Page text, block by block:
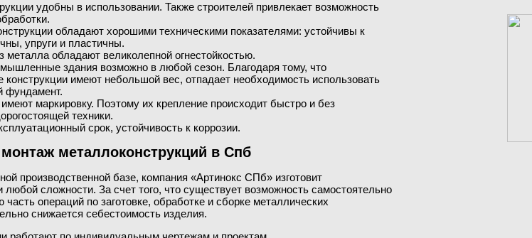
удобны в использовании. Также строителей привлекает возможность
обладают хорошими техническими показателями: устойчивы к
упруги и пластичны.
металла обладают великолепной огнестойкостью.
здания возможно в любой сезон. Благодаря тому, что
конструкции имеют небольшой вес, отпадает необходимость использовать
фундамент.
маркировку. Поэтому их крепление происходит быстро и без
техники.
срок, устойчивость к коррозии.
металлоконструкций в Спб
производственной базе, компания «Артинокс СПб» изготовит
любой сложности. За счет того, что существует возможность самостоятельно
операций по заготовке, обработке и сборке металлических
снижается себестоимость изделия.